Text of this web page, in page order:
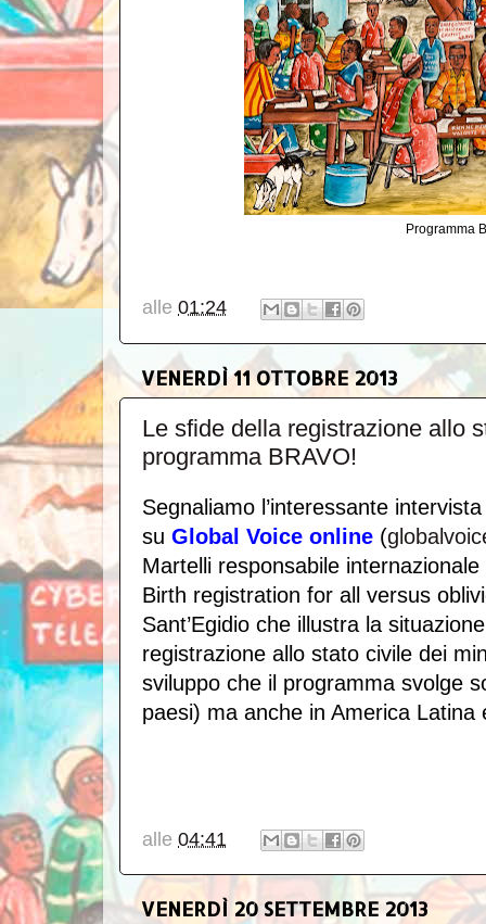
Programma
alle 01:24
VENERDÌ 11 OTTOBRE 2013
Le sfide della registrazione allo
programma BRAVO!
Segnaliamo l’interessante
su Global Voice online (
Martelli responsabile
Birth registration for all versus
Sant’Egidio che illustra la
registrazione allo stato civile dei
sviluppo che il programma svolge
paesi) ma anche in America
alle 04:41
VENERDÌ 20 SETTEMBRE 2013